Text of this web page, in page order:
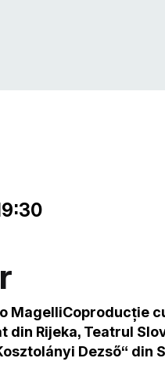
MagelliCoproducţie
din Rijeka, Teatrul
Dezső“ din